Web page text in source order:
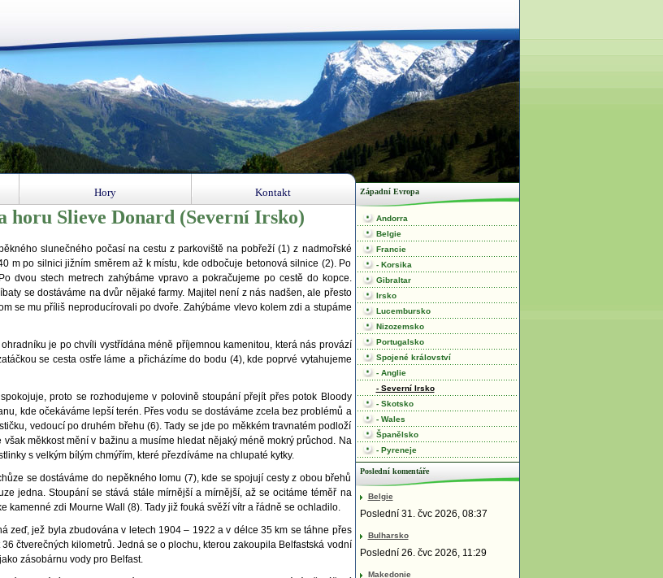
horu Slieve Donard (Severní Irsko)
slunečného počasí na cestu z parkoviště na pobřeží (1) z nadmořské
m po silnici jižním směrem až k místu, kde odbočuje betonová silnice (2). Po
dvou stech metrech zahýbáme vpravo a pokračujeme po cestě do kopce.
se dostáváme na dvůr nějaké farmy. Majitel není z nás nadšen, ale přesto
se mu příliš neproducírovali po dvoře. Zahýbáme vlevo kolem zdi a stupáme
je po chvíli vystřídána méně příjemnou kamenitou, která nás provází
se cesta ostře láme a přicházíme do bodu (4), kde poprvé vytahujeme
proto se rozhodujeme v polovině stoupání přejít přes potok Bloody
kde očekáváme lepší terén. Přes vodu se dostáváme zcela bez problémů a
vedoucí po druhém břehu (6). Tady se jde po měkkém travnatém podloží
měkkost mění v bažinu a musíme hledat nějaký méně mokrý průchod. Na
s velkým bílým chmýřím, které přezdíváme na chlupaté kytky.
se dostáváme do nepěkného lomu (7), kde se spojují cesty z obou břehů
jedna. Stoupání se stává stále mírnější a mírnější, až se ocitáme téměř na
kamenné zdi Mourne Wall (8). Tady již fouká svěží vítr a řádně se ochladilo.
zeď, jež byla zbudována v letech 1904 – 1922 a v délce 35 km se táhne přes
čtverečných kilometrů. Jedná se o plochu, kterou zakoupila Belfastská vodní
zásobárnu vody pro Belfast.
Západní Evropa
Andorra
Belgie
Francie
- Korsika
Gibraltar
Irsko
Lucembursko
Nizozemsko
Portugalsko
Spojené království
- Anglie
- Severní Irsko
- Skotsko
- Wales
Španělsko
- Pyreneje
Poslední komentáře
Belgie
Poslední 31. čvc 2026, 08:37
Bulharsko
Poslední 26. čvc 2026, 11:29
Makedonie
Hory Kontakt